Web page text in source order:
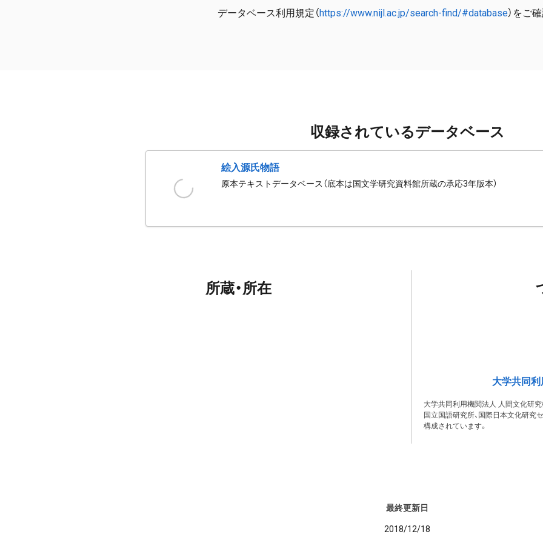
データベース利用規定（https://www.nijl.ac.jp/search-find/#database）をご
収録されているデータベース
絵入源氏物語
原本テキストデータベース（底本は国文学研究資料館所蔵の承応3年版本）
所蔵・所在
大学共同
大学共同利用機関法人 人間文化研究
国立国語研究所、国際日本文化研究
構成されています。
最終更新日
2018/12/18